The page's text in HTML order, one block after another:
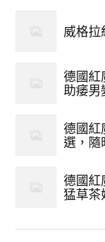
威格拉
德國紅
助痿男
德國紅
選，隨
德國紅
猛草茶